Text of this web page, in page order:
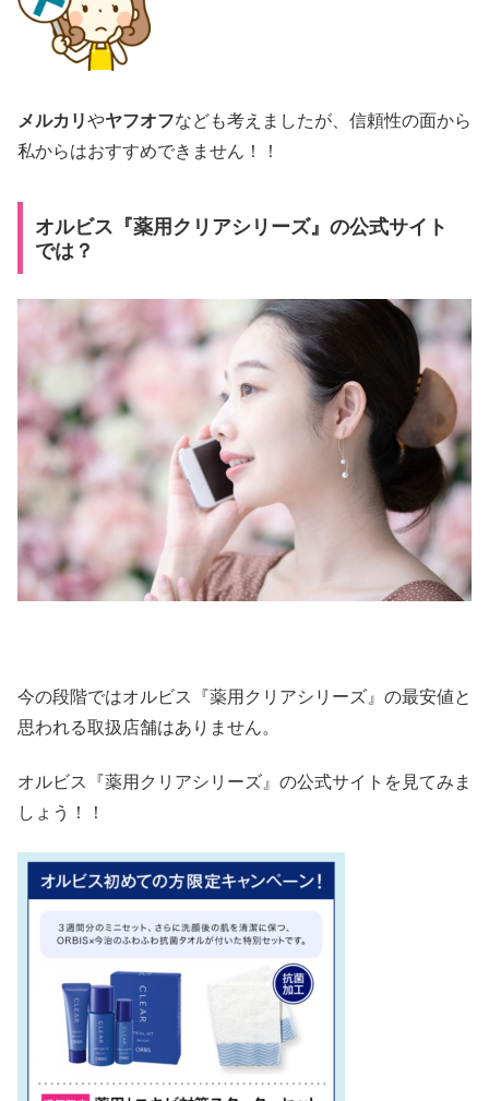
メルカリやヤフオフなども考えましたが、信頼性の面から
私からはおすすめできません！！
オルビス『薬用クリアシリーズ』の公式サイト
では？
今の段階ではオルビス『薬用クリアシリーズ』の最安値と
思われる取扱店舗はありません。
オルビス『薬用クリアシリーズ』の公式サイトを見てみま
しょう！！